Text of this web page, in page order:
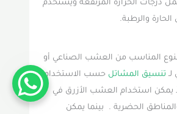
درجات الحرارة المرتفعة ويستخدم
والرطبة.
المناسب من العشب الصناعي أو
تنسيق المشاتل حسب الاستخدام
يمكن استخدام العشب الأزرق في
الحضرية . بينما يمكن